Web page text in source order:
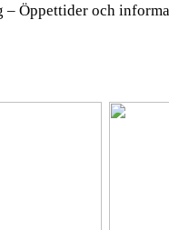
– Öppettider och